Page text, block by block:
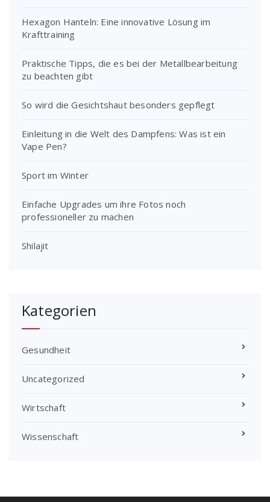
Hexagon Hanteln: Eine innovative Lösung im
Krafttraining
Praktische Tipps, die es bei der Metallbearbeitung
zu beachten gibt
So wird die Gesichtshaut besonders gepflegt
Einleitung in die Welt des Dampfens: Was ist ein
Vape Pen?
Sport im Winter
Einfache Upgrades um ihre Fotos noch
professioneller zu machen
Shilajit
Kategorien
Gesundheit
Uncategorized
Wirtschaft
Wissenschaft